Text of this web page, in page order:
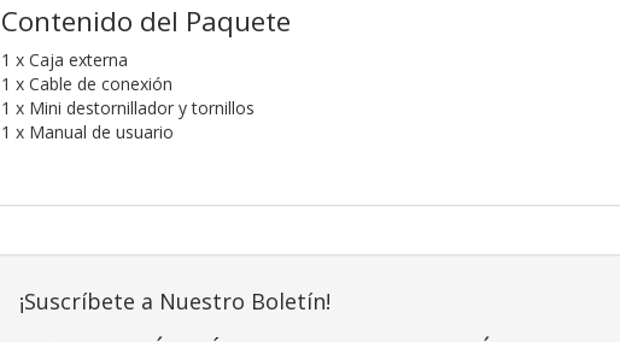
Contenido del Paquete
1 x Caja externa
1 x Cable de conexión
1 x Mini destornillador y tornillos
1 x Manual de usuario
¡Suscríbete a Nuestro Boletín!